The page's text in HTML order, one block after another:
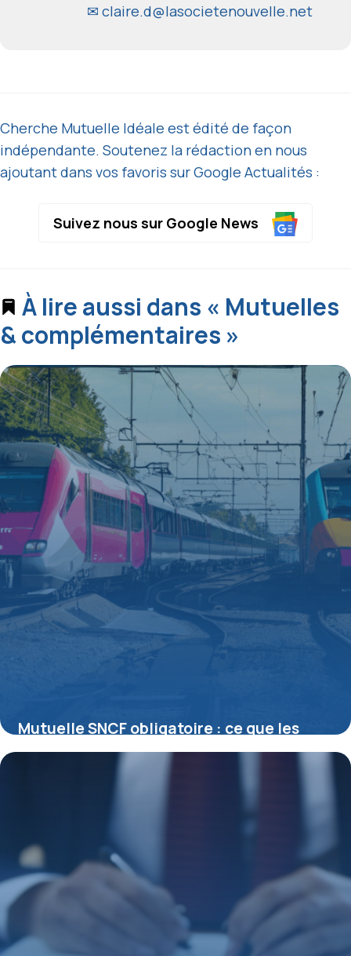
✉ claire.d@lasocietenouvelle.net
Cherche Mutuelle Idéale est édité de façon
indépendante. Soutenez la rédaction en nous
ajoutant dans vos favoris sur Google Actualités :
Suivez nous sur Google News
À lire aussi dans « Mutuelles
& complémentaires »
Mutuelle SNCF obligatoire : ce que les
cheminots doivent vraiment savoir